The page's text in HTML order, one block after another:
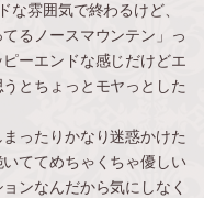
な雰囲気で終わるけど、
るノースマウンテン」っ
ーエンドな感じだけどエ
とちょっとモヤっとした
ったりかなり迷惑かけた
ててめちゃくちゃ優しい
ンなんだから気にしなく